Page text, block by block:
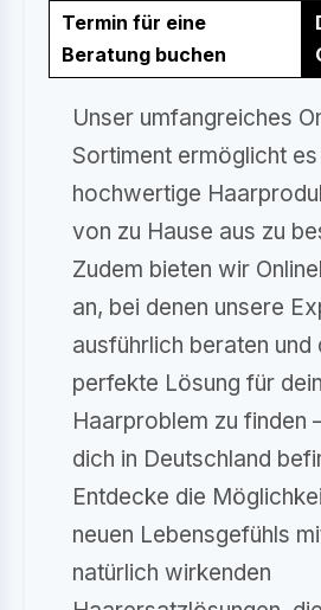
Termin für eine
Beratung buchen
Unser umfangreiches
Sortiment ermöglicht es
hochwertige
von zu Hause aus zu
Zudem bieten wir
an, bei denen unsere
ausführlich beraten und
perfekte Lösung für dein
Haarproblem zu finden
dich in Deutschland
Entdecke die
neuen Lebensgefühls
natürlich wirkenden